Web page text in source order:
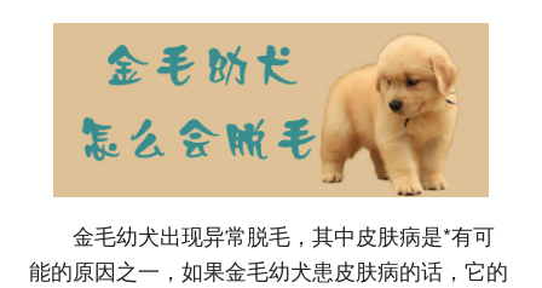
金毛幼犬出现异常脱毛，其中皮肤病是*有可
能的原因之一，如果金毛幼犬患皮肤病的话，它的